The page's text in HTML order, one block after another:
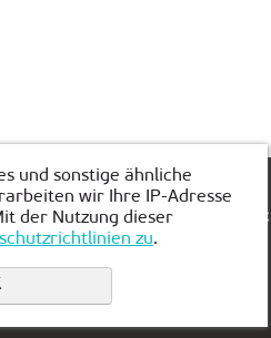
KIBERone Module
und sonstige ähnliche
wir Ihre IP-Adresse
der Nutzung dieser
zu.